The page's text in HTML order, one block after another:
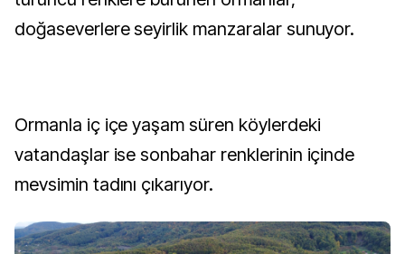
doğaseverlere seyirlik manzaralar sunuyor.
Ormanla iç içe yaşam süren köylerdeki
vatandaşlar ise sonbahar renklerinin içinde
mevsimin tadını çıkarıyor.